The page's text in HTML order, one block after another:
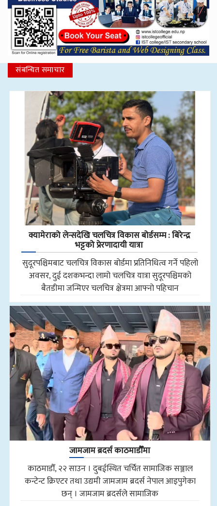
संबन्धित समाचार
क्यामेराको लेन्सदेखि चलचित्र विकास बोर्डसम्म : बिरेन्द्र
भट्टको प्रेरणादायी यात्रा
सुदूरपश्चिमबाट चलचित्र विकास बोर्डमा प्रतिनिधित्व गर्ने पहिलो
अवसर, दुई दशकभन्दा लामो चलचित्र यात्रा सुदूरपश्चिमको
बैतडीमा जन्मिएर चलचित्र क्षेत्रमा आफ्नो पहिचान
जामजाम ब्रदर्स काठमाडौँमा
काठमाडौँ, २२ साउन । दुबईस्थित चर्चित सामाजिक सञ्जाल
कन्टेन्ट क्रिएटर तथा उद्यमी जामजाम ब्रदर्स नेपाल आइपुगेका
छन् । जामजाम ब्रदर्सले सामाजिक